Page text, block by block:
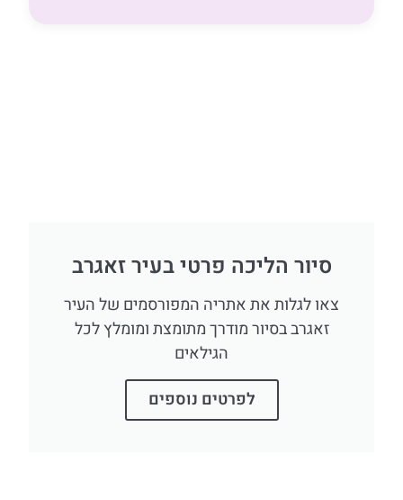
סיור הליכה פרטי בעיר זאגרב
צאו לגלות את אתריה המפורסמים של העיר
זאגרב בסיור מודרך מתומצת ומומלץ לכל
הגילאים
לפרטים נוספים